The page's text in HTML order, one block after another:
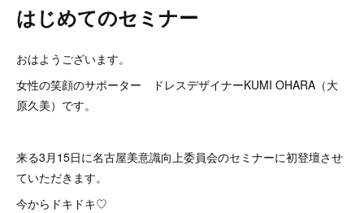
はじめてのセミナー
おはようございます。
女性の笑顔のサポーター ドレスデザイナーKUMI OHARA（大
原久美）です。
来る3月15日に名古屋美意識向上委員会のセミナーに初登壇させ
ていただきます。
今からドキドキ♡